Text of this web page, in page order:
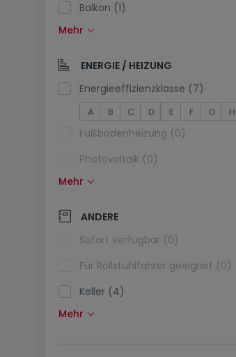
Balkon (1)
Schwimmbecken (1)
Südlage (0)
Stromanschluss am Parkplatz (0)
Mehr
ENERGIE / HEIZUNG
Energieeffizienzklasse (7)
A B C D E F G H
Fußbodenheizung (0)
Photovoltaik (0)
Solarzellen (0)
Wärmepumpe (0)
Klimaanlagen (0)
Glasfaser (0)
Mehr
ANDERE
Sofort verfügbar (0)
Für Rollstuhlfahrer geeignet (0)
Keller (4)
Dachboden (0)
Fahrstuhl (0)
Mehr